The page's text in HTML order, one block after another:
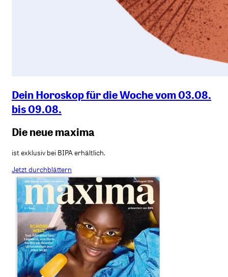
Dein Horoskop für die Woche vom 03.08.
bis 09.08.
Die neue maxima
ist exklusiv bei BIPA erhältlich.
Jetzt durchblättern